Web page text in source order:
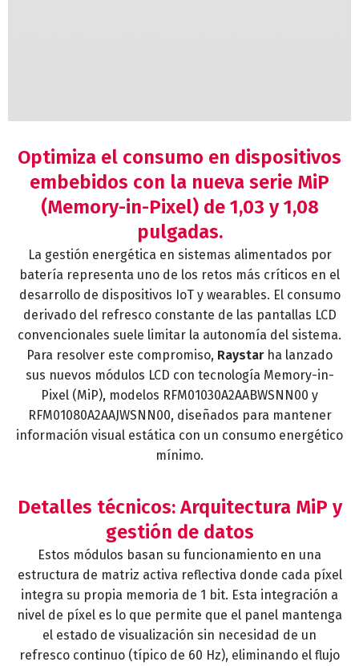
Optimiza el consumo en dispositivos
embebidos con la nueva serie MiP
(Memory-in-Pixel) de 1,03 y 1,08
pulgadas.
La gestión energética en sistemas alimentados por
batería representa uno de los retos más críticos en el
desarrollo de dispositivos IoT y wearables. El consumo
derivado del refresco constante de las pantallas LCD
convencionales suele limitar la autonomía del sistema.
Para resolver este compromiso, Raystarha lanzado
sus nuevos módulos LCD con tecnología Memory-in-
Pixel (MiP), modelos RFM01030A2AABWSNN00 y
RFM01080A2AAJWSNN00, diseñados para mantener
información visual estática con un consumo energético
mínimo.
Detalles técnicos: Arquitectura MiP y
gestión de datos
Estos módulos basan su funcionamiento en una
estructura de matriz activa reflectiva donde cada píxel
integra su propia memoria de 1 bit. Esta integración a
nivel de píxel es lo que permite que el panel mantenga
el estado de visualización sin necesidad de un
refresco continuo (típico de 60 Hz), eliminando el flujo